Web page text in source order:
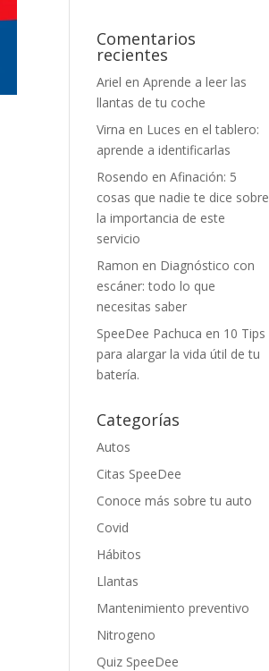
Comentarios
recientes
Ariel enAprende a leer las
llantas de tu coche
Virna en Luces en el tablero:
aprende a identificarlas
Rosendo enAfinación: 5
cosas que nadie te dice sobre
la importancia de este
servicio
Ramon en Diagnóstico con
escáner: todo lo que
necesitas saber
SpeeDee Pachuca en 10 Tips
para alargar la vida útil de tu
batería.
Categorías
Autos
Citas SpeeDee
Conoce más sobre tu auto
Covid
Hábitos
Llantas
Mantenimiento preventivo
Nitrogeno
Quiz SpeeDee